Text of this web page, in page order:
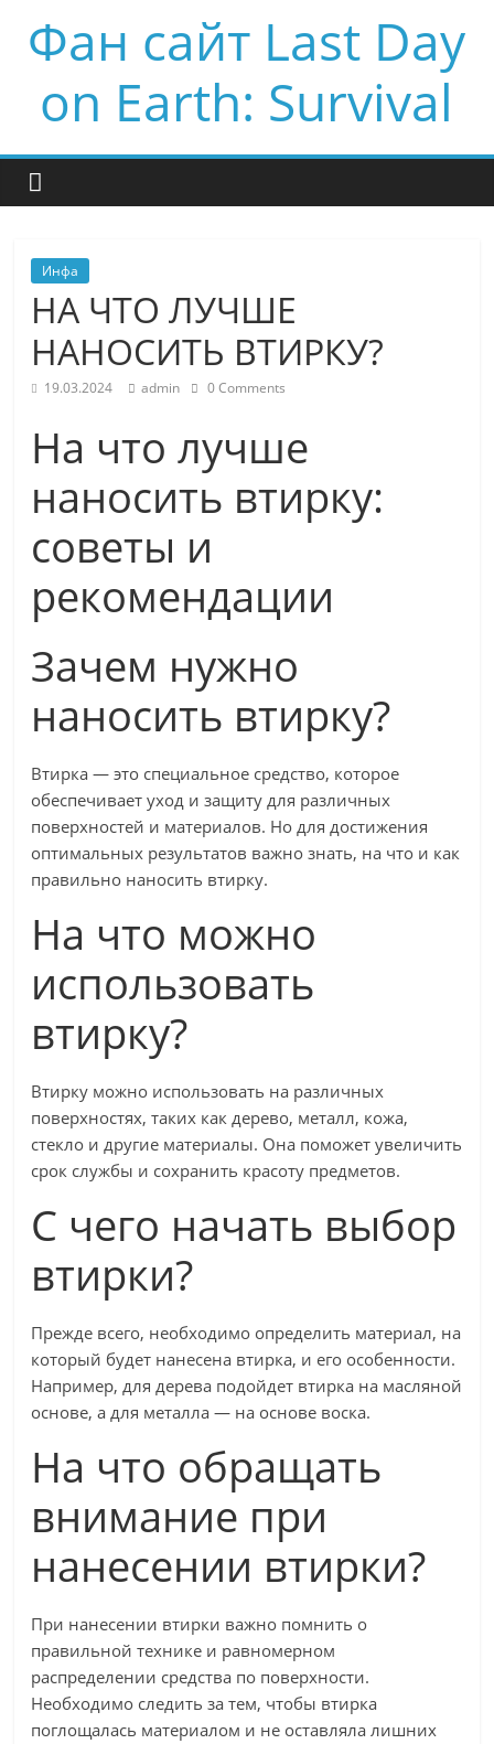
Фан сайт Last Day
on Earth: Survival
Инфа
НА ЧТО ЛУЧШЕ
НАНОСИТЬ ВТИРКУ?
19.03.2024 admin 0 Comments
На что лучше
наносить втирку:
советы и
рекомендации
Зачем нужно
наносить втирку?
Втирка — это специальное средство, которое
обеспечивает уход и защиту для различных
поверхностей и материалов. Но для достижения
оптимальных результатов важно знать, на что и как
правильно наносить втирку.
На что можно
использовать
втирку?
Втирку можно использовать на различных
поверхностях, таких как дерево, металл, кожа,
стекло и другие материалы. Она поможет увеличить
срок службы и сохранить красоту предметов.
С чего начать выбор
втирки?
Прежде всего, необходимо определить материал, на
который будет нанесена втирка, и его особенности.
Например, для дерева подойдет втирка на масляной
основе, а для металла — на основе воска.
На что обращать
внимание при
нанесении втирки?
При нанесении втирки важно помнить о
правильной технике и равномерном
распределении средства по поверхности.
Необходимо следить за тем, чтобы втирка
поглощалась материалом и не оставляла лишних